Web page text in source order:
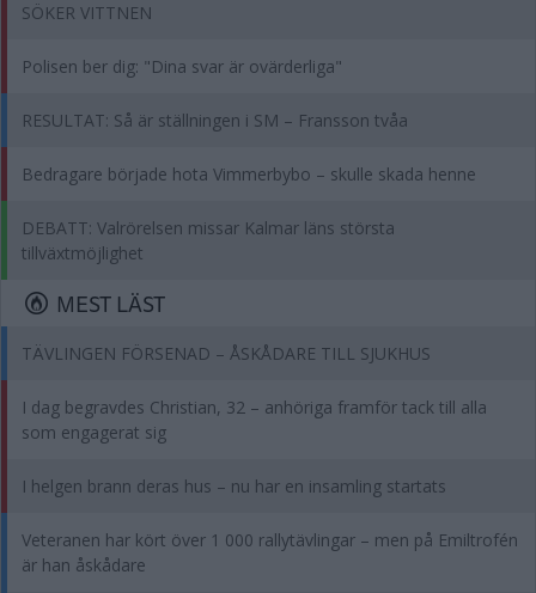
SÖKER VITTNEN
Polisen ber dig: "Dina svar är ovärderliga"
RESULTAT: Så är ställningen i SM – Fransson tvåa
Bedragare började hota Vimmerbybo – skulle skada henne
DEBATT: Valrörelsen missar Kalmar läns största
tillväxtmöjlighet
MEST LÄST
TÄVLINGEN FÖRSENAD – ÅSKÅDARE TILL SJUKHUS
I dag begravdes Christian, 32 – anhöriga framför tack till alla
som engagerat sig
I helgen brann deras hus – nu har en insamling startats
Veteranen har kört över 1 000 rallytävlingar – men på Emiltrofén
är han åskådare